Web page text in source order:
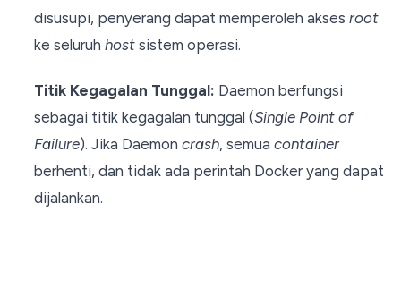
disusupi, penyerang dapat memperoleh akses root
ke seluruh hostsistem operasi.
Titik Kegagalan Tunggal: Daemon berfungsi
sebagai titik kegagalan tunggal (Single Point of
Failure). Jika Daemon crash, semua container
berhenti, dan tidak ada perintah Docker yang dapat
dijalankan.